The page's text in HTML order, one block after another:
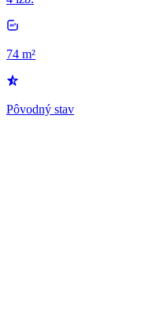
74 m²
Pôvodný stav